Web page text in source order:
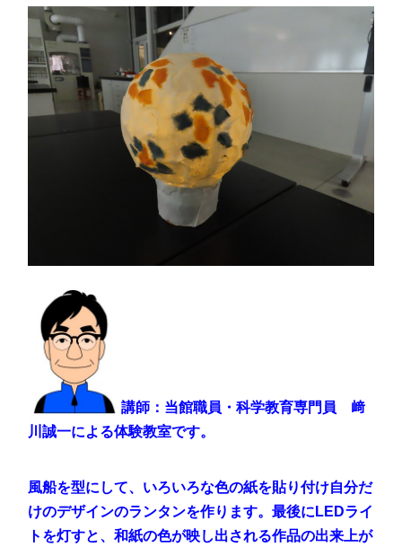
講師：当館職員・科学教育専門員 﨑
川誠一による体験教室です。
風船を型にして、いろいろな色の紙を貼り付け自分だ
けのデザインのランタンを作ります。最後にLEDライ
トを灯すと、和紙の色が映し出される作品の出来上が